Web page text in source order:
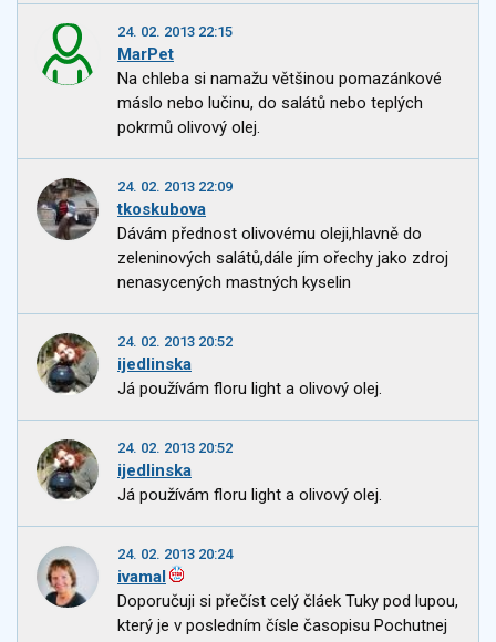
24. 02. 2013 22:15
MarPet
Na chleba si namažu většinou pomazánkové
máslo nebo lučinu, do salátů nebo teplých
pokrmů olivový olej.
24. 02. 2013 22:09
tkoskubova
Dávám přednost olivovému oleji,hlavně do
zeleninových salátů,dále jím ořechy jako zdroj
nenasycených mastných kyselin
24. 02. 2013 20:52
ijedlinska
Já používám floru light a olivový olej.
24. 02. 2013 20:52
ijedlinska
Já používám floru light a olivový olej.
24. 02. 2013 20:24
ivamal
Doporučuji si přečíst celý čláek Tuky pod lupou,
který je v posledním čísle časopisu Pochutnej